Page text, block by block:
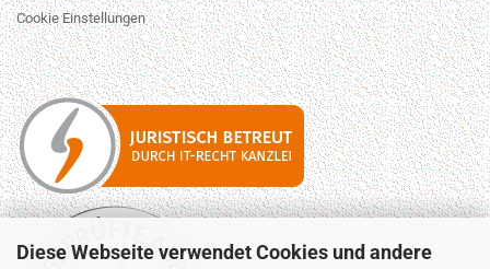
Diese Webseite verwendet Cookies und andere
Cookie Einstellungen